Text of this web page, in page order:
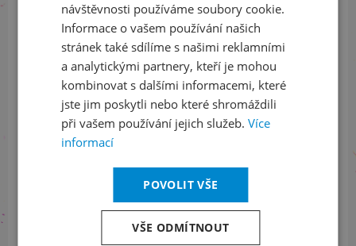
Sledujte nás na sociálních sítích
LinkedInflickr
+420 461 049 232
návštěvnosti používáme soubory cookie.
Informace o vašem používání našich
stránek také sdílíme s našimi reklamními
a analytickými partnery, kteří je mohou
kombinovat s dalšími informacemi, které
jste jim poskytli nebo které shromáždili
při vašem používání jejich služeb. Více
informací
POVOLIT VŠE
VŠE ODMÍTNOUT